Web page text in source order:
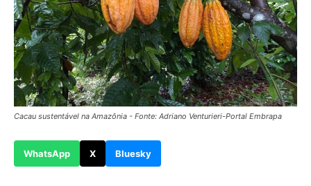
Cacau sustentável na Amazônia - Fonte: Adriano Venturieri-Portal Embrapa
WhatsApp X Bluesky